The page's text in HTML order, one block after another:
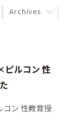
Archives
ルコン 性
ン 性教育授